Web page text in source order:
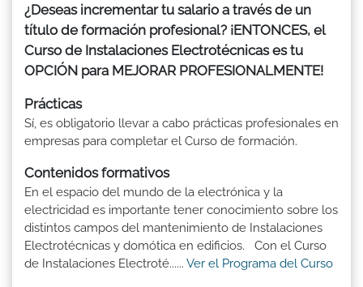
¿Deseas incrementar tu salario a través de un
título de formación profesional? ¡ENTONCES, el
Curso de Instalaciones Electrotécnicas es tu
OPCIÓN para MEJORAR PROFESIONALMENTE!
Prácticas
Sí, es obligatorio llevar a cabo prácticas profesionales en
empresas para completar el Curso de formación.
Contenidos formativos
En el espacio del mundo de la electrónica y la
electricidad es importante tener conocimiento sobre los
distintos campos del mantenimiento de Instalaciones
Electrotécnicas y domótica en edificios. Con el Curso
de Instalaciones Electroté...... Ver el Programa del Curso